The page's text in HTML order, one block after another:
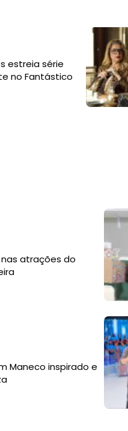
estreia série
no Fantástico
atrações do
Maneco inspirado e